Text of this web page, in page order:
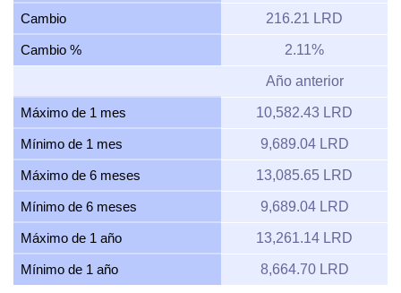
Cambio 216.21 LRD
Cambio % 2.11%
Año anterior
Máximo de 1 mes 10,582.43 LRD
Mínimo de 1 mes 9,689.04 LRD
Máximo de 6 meses 13,085.65 LRD
Mínimo de 6 meses 9,689.04 LRD
Máximo de 1 año 13,261.14 LRD
Mínimo de 1 año 8,664.70 LRD